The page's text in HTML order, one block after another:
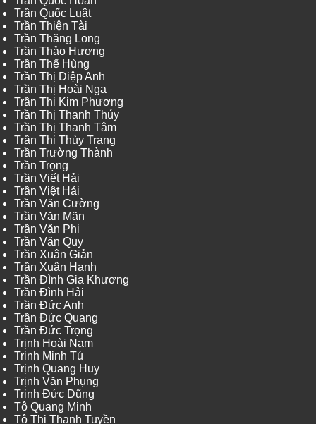
Trần Quốc Luật
Trần Thiện Tài
Trần Thăng Long
Trần Thảo Hương
Trần Thế Hùng
Trần Thị Diệp Anh
Trần Thị Hoài Nga
Trần Thị Kim Phương
Trần Thị Thanh Thúy
Trần Thị Thanh Tâm
Trần Thị Thùy Trang
Trần Trường Thành
Trần Trọng
Trần Viết Hải
Trần Việt Hải
Trần Văn Cường
Trần Văn Mãn
Trần Văn Phi
Trần Văn Quy
Trần Xuân Giản
Trần Xuân Hạnh
Trần Đình Gia Khương
Trần Đình Hải
Trần Đức Anh
Trần Đức Quang
Trần Đức Trọng
Trịnh Hoài Nam
Trịnh Minh Tú
Trịnh Quang Huy
Trịnh Văn Phụng
Trịnh Đức Dũng
Tô Quang Minh
Tô Thị Thanh Tuyền